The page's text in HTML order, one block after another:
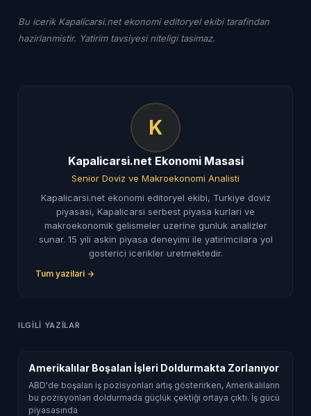
Bu icerik Kapalicarsi.net ekonomi editoryel ekibi tarafindan
hazirlanmistir. Yatirim tavsiyesi niteligi tasimaz.
K
Kapalicarsi.net Ekonomi Masasi
Senior Doviz ve Makroekonomi Analisti
Kapalicarsi.net ekonomi editoryel ekibi, Turkiye doviz
piyasasi, Kapalicarsi serbest piyasa kurlari ve
makroekonomik gelismeler uzerine gunluk analizler
sunar. 15 yili askin piyasa deneyimi ile yatirimcilara yol
gosterici icerikler uretmektedir.
Tum yazilari →
ILGILI YAZILAR
Amerikalılar Boşalan İşleri Doldurmakta Zorlanıyor
ABD'de boşalan iş pozisyonları artış gösterirken, Amerikalıların
bu pozisyonları doldurmada güçlük çektiği ortaya çıktı. İş gücü
piyasasında